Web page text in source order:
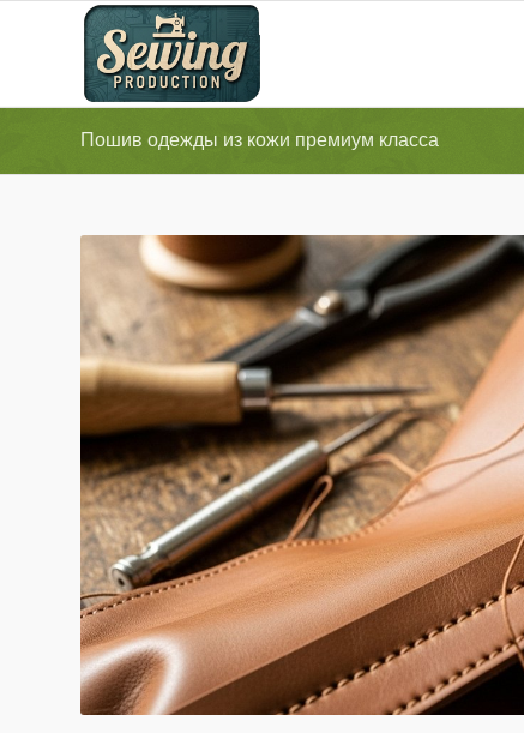
Пошив одежды из кожи премиум класса